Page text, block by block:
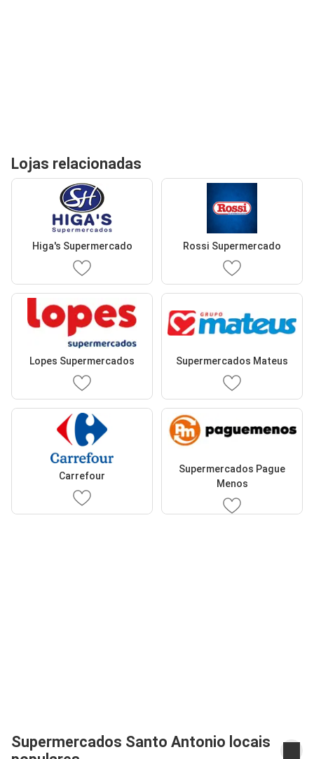
Lojas relacionadas
Higa's Supermercado Rossi Supermercado
Lopes Supermercados Supermercados Mateus
Carrefour
Supermercados Pague
Menos
Supermercados Santo Antonio locais